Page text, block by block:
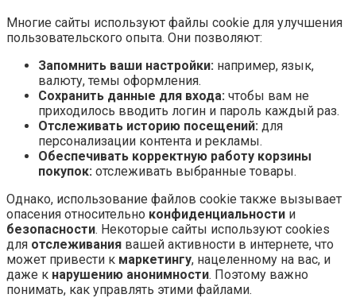
Многие сайты используют файлы cookie для улучшения
пользовательского опыта. Они позволяют:
Запомнить ваши настройки: например, язык,
валюту, темы оформления.
Сохранить данные для входа: чтобы вам не
приходилось вводить логин и пароль каждый раз.
Отслеживать историю посещений: для
персонализации контента и рекламы.
Обеспечивать корректную работу корзины
покупок: отслеживать выбранные товары.
Однако, использование файлов cookie также вызывает
опасения относительно конфиденциальности и
безопасности. Некоторые сайты используют cookies
для отслеживания вашей активности в интернете, что
может привести к маркетингу, нацеленному на вас, и
даже к нарушению анонимности. Поэтому важно
понимать, как управлять этими файлами.